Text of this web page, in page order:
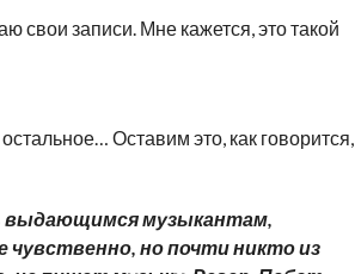
свои записи. Мне кажется, это такой
Оставим это, как говорится,
выдающимся музыкантам,
но почти никто из